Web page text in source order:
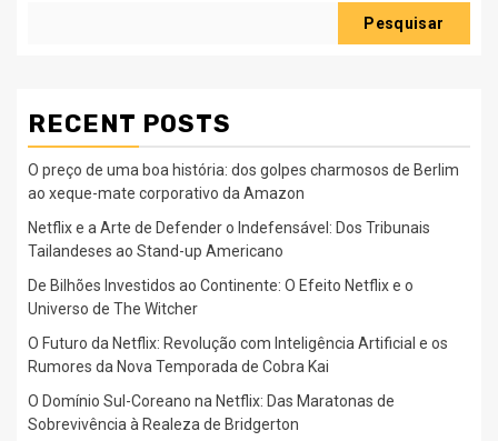
Pesquisar
RECENT POSTS
O preço de uma boa história: dos golpes charmosos de Berlim
ao xeque-mate corporativo da Amazon
Netflix e a Arte de Defender o Indefensável: Dos Tribunais
Tailandeses ao Stand-up Americano
De Bilhões Investidos ao Continente: O Efeito Netflix e o
Universo de The Witcher
O Futuro da Netflix: Revolução com Inteligência Artificial e os
Rumores da Nova Temporada de Cobra Kai
O Domínio Sul-Coreano na Netflix: Das Maratonas de
Sobrevivência à Realeza de Bridgerton